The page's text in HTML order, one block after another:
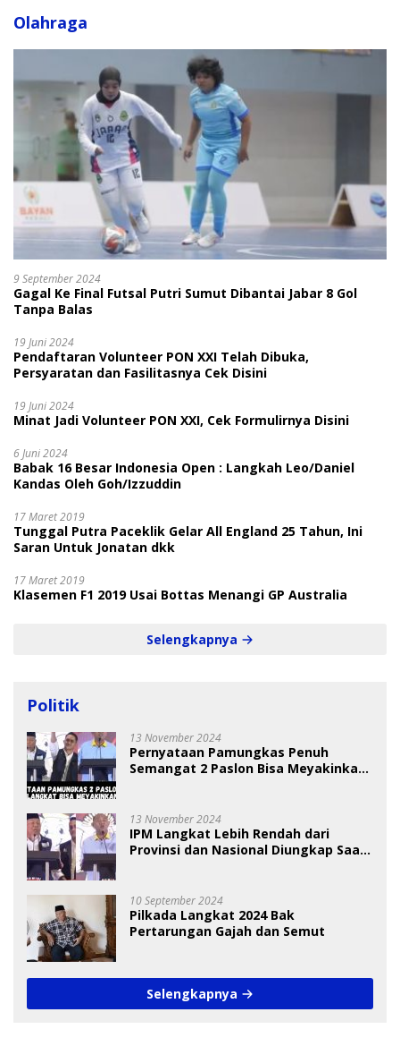
Olahraga
9 September 2024
Gagal Ke Final Futsal Putri Sumut Dibantai Jabar 8 Gol
Tanpa Balas
19 Juni 2024
Pendaftaran Volunteer PON XXI Telah Dibuka,
Persyaratan dan Fasilitasnya Cek Disini
19 Juni 2024
Minat Jadi Volunteer PON XXI, Cek Formulirnya Disini
6 Juni 2024
Babak 16 Besar Indonesia Open : Langkah Leo/Daniel
Kandas Oleh Goh/Izzuddin
17 Maret 2019
Tunggal Putra Paceklik Gelar All England 25 Tahun, Ini
Saran Untuk Jonatan dkk
17 Maret 2019
Klasemen F1 2019 Usai Bottas Menangi GP Australia
Selengkapnya
Politik
13 November 2024
Pernyataan Pamungkas Penuh
Semangat 2 Paslon Bisa Meyakinkan
13 November 2024
IPM Langkat Lebih Rendah dari
Provinsi dan Nasional Diungkap Saat
10 September 2024
Pilkada Langkat 2024 Bak
Pertarungan Gajah dan Semut
Selengkapnya